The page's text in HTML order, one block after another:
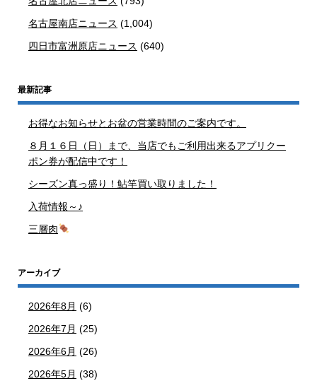
名古屋南店ニュース (1,004)
四日市富洲原店ニュース (640)
最新記事
お得なお知らせとお盆の営業時間のご案内です。
８月１６日（日）まで、当店でもご利用出来るアプリクー
ポン券が配信中です！
シーズン真っ盛り！鮎竿買い取りました！
入荷情報～♪
三層肉
アーカイブ
2026年8月 (6)
2026年7月 (25)
2026年6月 (26)
2026年5月 (38)